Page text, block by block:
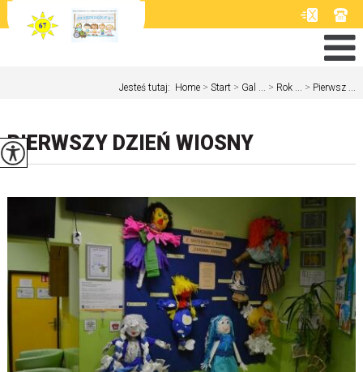
Jesteś tutaj: Home > Start > Gal ... > Rok ... > Pierwsz ...
PIERWSZY DZIEŃ WIOSNY